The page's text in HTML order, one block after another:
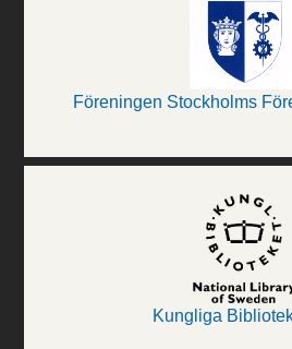
Föreningen Stockholms
Kungliga